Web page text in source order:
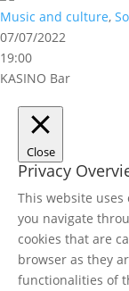
Music and culture,
07/07/2022
19:00
KASINO Bar
Close
Privacy
This website
you navigate
cookies that are
browser as they
functionalities of